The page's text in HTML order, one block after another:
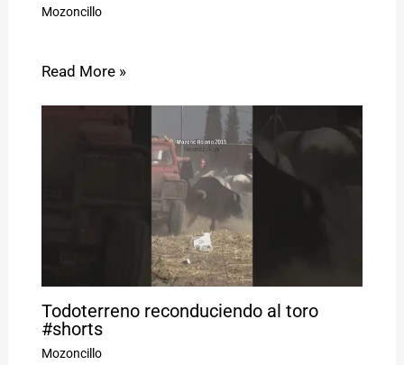
Mozoncillo
Read More »
Todoterreno reconduciendo al toro
#shorts
Mozoncillo